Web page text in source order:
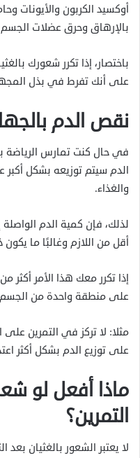
أوكسيد الكربون والأيونات
بالإرهاق وحرق عضلات الجسم
باختصار، إذا تكرر شعورك
على أنك تفرط في بذل
نقص الدم
في حال كنت تمارس الرياضة
الدم سيتم توزيعه بشكل
والغذاء.
لذلك، فإن كمية الدم
أقل من اللازم وغالبًا ما
إذا تكرر معك هذا الأمر أكثر
على منطقة واحدة من
مثلا: لا تركز في التمرين
على توزيع الدم بشكل أكثر
ماذا أفعل لو
التمرين؟
لا يعتبر الشعور بالغثيان بعد